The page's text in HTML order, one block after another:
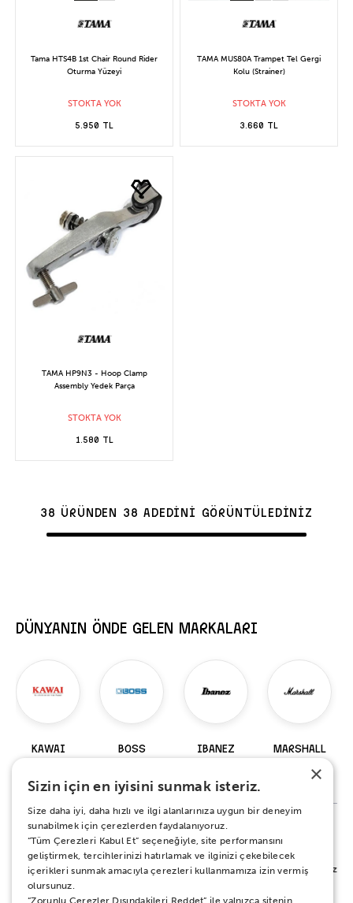
Tama HTS4B 1st Chair Round Rider
Oturma Yüzeyi
STOKTA YOK
5.950 TL
TAMA MUS80A Trampet Tel Gergi
Kolu (Strainer)
STOKTA YOK
3.660 TL
TAMA HP9N3 - Hoop Clamp
Assembly Yedek Parça
STOKTA YOK
1.580 TL
38 ÜRÜNDEN 38 ADEDİNİ GÖRÜNTÜLEDİNİZ
DÜNYANIN ÖNDE GELEN MARKALARI
KAWAI BOSS IBANEZ MARSHALL
147 Ürün
%100 MEMNUNİYET SÖZÜ
Alışverişiniz sırasında ya da sonrasında koşulsuz mutluluğunuz için yanınızdayız.
Her ne sebeple olursa olsun 15 gün boyunca iade ve değişim garantisi Zuhal
Müzik güvencesinde.
×
Sizin için en iyisini sunmak isteriz.
Size daha iyi, daha hızlı ve ilgi alanlarınıza uygun bir deneyim
sunabilmek için çerezlerden faydalanıyoruz.
“Tüm Çerezleri Kabul Et” seçeneğiyle, site performansını
geliştirmek, tercihlerinizi hatırlamak ve ilginizi çekebilecek
içerikleri sunmak amacıyla çerezleri kullanmamıza izin vermiş
olursunuz.
“Zorunlu Çerezler Dışındakileri Reddet” ile yalnızca sitenin